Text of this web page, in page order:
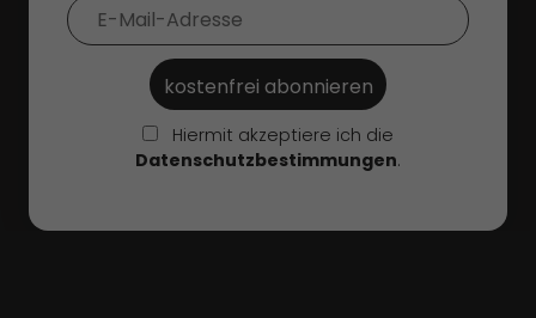
Hiermit akzeptiere ich die
Datenschutzbestimmungen.